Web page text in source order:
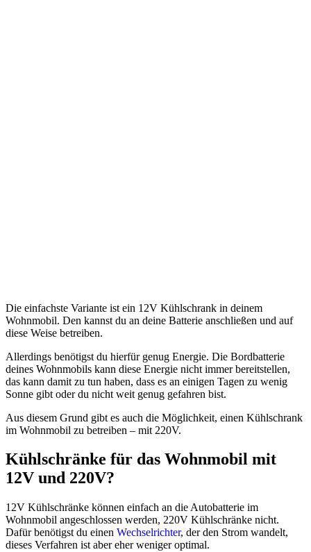
Die einfachste Variante ist ein 12V Kühlschrank in deinem
Wohnmobil. Den kannst du an deine Batterie anschließen und auf
diese Weise betreiben.
Allerdings benötigst du hierfür genug Energie. Die Bordbatterie
deines Wohnmobils kann diese Energie nicht immer bereitstellen,
das kann damit zu tun haben, dass es an einigen Tagen zu wenig
Sonne gibt oder du nicht weit genug gefahren bist.
Aus diesem Grund gibt es auch die Möglichkeit, einen Kühlschrank
im Wohnmobil zu betreiben – mit 220V.
Kühlschränke für das Wohnmobil mit
12V und 220V?
12V Kühlschränke können einfach an die Autobatterie im
Wohnmobil angeschlossen werden, 220V Kühlschränke nicht.
Dafür benötigst du einen Wechselrichter, der den Strom wandelt,
dieses Verfahren ist aber eher weniger optimal.